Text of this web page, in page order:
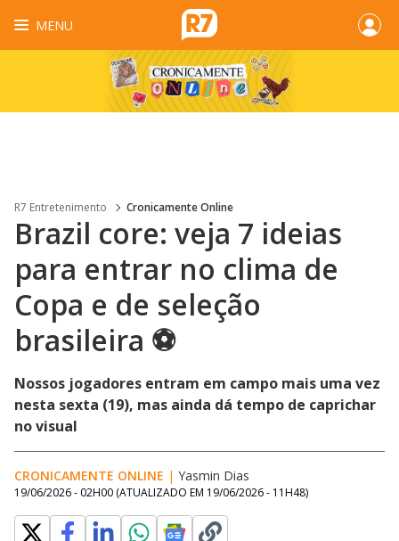
MENU
R7 Entretenimento Cronicamente Online
Brazil core: veja 7 ideias
para entrar no clima de
Copa e de seleção
brasileira ⚽
Nossos jogadores entram em campo mais uma vez
nesta sexta (19), mas ainda dá tempo de caprichar
no visual
CRONICAMENTE ONLINE | Yasmin Dias
19/06/2026 - 02H00 (ATUALIZADO EM 19/06/2026 - 11H48)